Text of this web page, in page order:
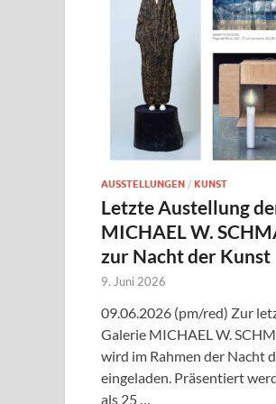
AUSSTELLUNGEN / KUNST
Letzte Austellung
MICHAEL W.
zur Nacht der Kunst
9. Juni 2026
09.06.2026 (pm/red) Zur
Galerie MICHAEL W.
wird im Rahmen der Nacht
eingeladen. Präsentiert
als 25 …